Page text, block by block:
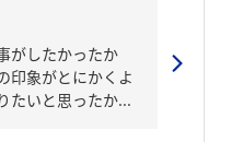
がしたかったか
印象がとにかくよ
たいと思ったか...